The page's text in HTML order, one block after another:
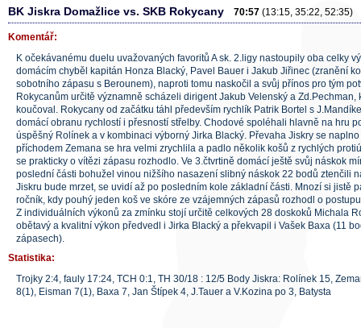
BK Jiskra Domažlice vs. SKB Rokycany 70:57 (13:15, 35:22, 52:35)
Komentář:
K očekávanému duelu uvažovaných favoritů A sk. 2.ligy nastoupily oba celky
domácím chyběl kapitán Honza Blacký, Pavel Bauer i Jakub Jiřinec (zranění
sobotního zápasu s Berounem), naproti tomu naskočil a svůj přínos pro tým
Rokycanům určitě významně scházeli dirigent Jakub Velenský a Zd.Pechman,
koučoval. Rokycany od začátku táhl především rychlík Patrik Bortel s
domácí obranu rychlostí i přesností střelby. Chodové spoléhali hlavně na hru
úspěšný Rolínek a v kombinaci výborný Jirka Blacký. Převaha Jiskry se
příchodem Zemana se hra velmi zrychlila a padlo několik košů z rychlých
se prakticky o vítězi zápasu rozhodlo. Ve 3.čtvrtině domácí ještě svůj náskok
poslední části bohužel vinou nižšího nasazení slibný náskok 22 bodů ztenčili
Jiskru bude mrzet, se uvidí až po posledním kole základní části. Mnozí si jistě
ročník, kdy pouhý jeden koš ve skóre ze vzájemných zápasů rozhodl o
Z individuálních výkonů za zmínku stojí určitě celkových 28 doskoků Michala
obětavý a kvalitní výkon předvedl i Jirka Blacký a překvapil i Vašek Baxa (11
zápasech).
Statistika:
Trojky 2:4, fauly 17:24, TCH 0:1, TH 30/18 : 12/5 Body Jiskra: Rolínek 15,
8(1), Eisman 7(1), Baxa 7, Jan Štípek 4, J.Tauer a V.Kozina po 3, Batysta